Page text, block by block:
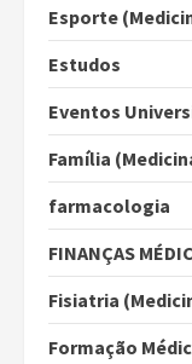
Esporte
Estudos
Eventos
Família
farmacologia
FINANÇAS
Fisiatria
Formação